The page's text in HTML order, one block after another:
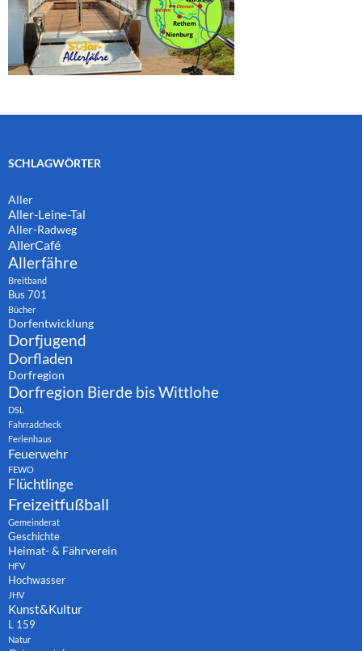
SCHLAGWÖRTER
Aller
Aller-Leine-Tal
Aller-Radweg
AllerCafé
Allerfähre
Breitband
Bus 701
Bücher
Dorfentwicklung
Dorfjugend
Dorfladen
Dorfregion
Dorfregion Bierde bis Wittlohe
DSL
Fahrradcheck
Ferienhaus
Feuerwehr
FEWO
Flüchtlinge
Freizeitfußball
Gemeinderat
Geschichte
Heimat- & Fährverein
HFV
Hochwasser
JHV
Kunst&Kultur
L 159
Natur